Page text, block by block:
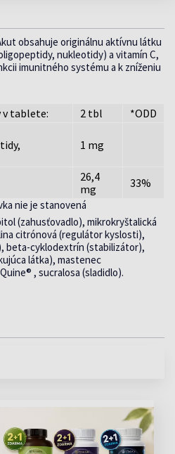
obsahuje originálnu aktívnu látku
nukleotidy) a vitamín C,
imunitného systému a k zníženiu
v tablete: 2 tbl
*ODD
1 mg
26,4
mg
33%
nie je stanovená
(zahusťovadlo), mikrokryštalická
citrónová (regulátor kyslosti),
beta-cyklodextrín (stabilizátor),
látka), mastenec
, sucralosa (sladidlo).